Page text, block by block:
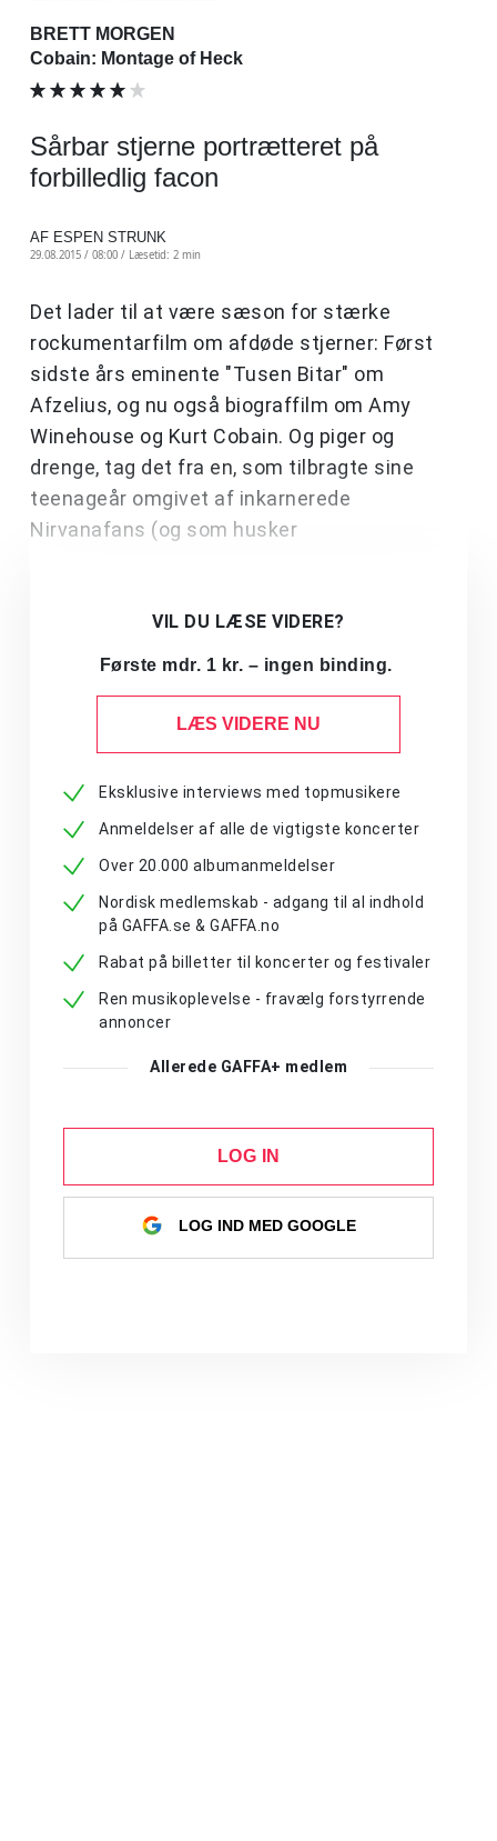
BRETT MORGEN
Cobain: Montage of Heck
Sårbar stjerne portrætteret på
forbilledlig facon
AF ESPEN STRUNK
29.08.2015 / 08:00 / Læsetid: 2 min
Det lader til at være sæson for stærke
rockumentarfilm om afdøde stjerner: Først
sidste års eminente "Tusen Bitar" om
Afzelius, og nu også biograffilm om Amy
Winehouse og Kurt Cobain. Og piger og
drenge, tag det fra en, som tilbragte sine
teenageår omgivet af inkarnerede
Nirvanafans (og som husker
VIL DU LÆSE VIDERE?
Første mdr. 1 kr. – ingen binding.
LÆS VIDERE NU
Eksklusive interviews med topmusikere
Anmeldelser af alle de vigtigste koncerter
Over 20.000 albumanmeldelser
Nordisk medlemskab - adgang til al indhold
på GAFFA.se & GAFFA.no
Rabat på billetter til koncerter og festivaler
Ren musikoplevelse - fravælg forstyrrende
annoncer
Allerede GAFFA+ medlem
LOG IN
LOG IND MED GOOGLE